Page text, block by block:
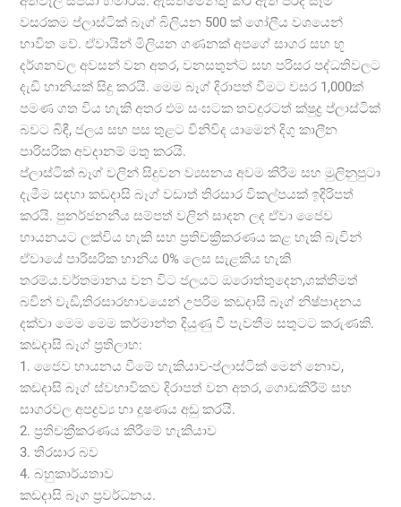
වසරකම ප්ලාස්ටික් බෑග් බිලියන 500 ක් ගෝලීය වශයෙන්
භාවිත වේ. ඒවායින් මිලියන ගණනක් අපගේ සාගර සහ භූ
දර්ශනවල අවසන් වන අතර, වනසතුන්ට සහ පරිසර පද්ධතිවලට
දැඩි හානියක් සිදු කරයි. මෙම බෑග් දිරාපත් වීමට වසර 1,000ක්
පමණ ගත විය හැකි අතර එම සංඝටක තවදුරටත් ක්ෂුද්‍ර ප්ලාස්ටික්
බවට බිඳී, ජලය සහ පස තුළට විනිවිද යාමෙන් දිගු කාලීන
පාරිසරික අවදානම් මතු කරයි.
ප්ලාස්ටික් බෑග් වලින් සිදුවන ව්‍යසනය අවම කිරීම සහ මුලිනුපුටා
දැමීම සඳහා කඩදාසි බෑග් වඩාත් තිරසාර විකල්පයක් ඉදිරිපත්
කරයි. පුනර්ජනනීය සම්පත් වලින් සාදන ලද ඒවා ජෛව
හායනයට ලක්විය හැකි සහ ප්‍රතිචක්‍රීකරණය කළ හැකි බැවින්
ඒවායේ පාරිසරික හානිය 0% ලෙස සැළකිය හැකි
තරම්ය.වර්තමානය වන විට ජලයට ඔරොත්තුදෙන,ශක්තිමත්
බවින් වැඩි,තිරසාරභාවයෙන් උපරිම කඩදාසි බෑග් නිෂ්පාදනය
දක්වා මෙම මෙම කර්මාන්ත දියුණු වී පැවතීම සතුටට කරුණකි.
කඩදාසි බෑග් ප්‍රතිලාභ:
1. ජෛව හායනය වීමේ හැකියාව-ප්ලාස්ටික් මෙන් නොව,
කඩදාසි බෑග් ස්වභාවිකව දිරාපත් වන අතර, ගොඩකිරීම් සහ
සාගරවල අපද්‍රව්‍ය හා දූෂණය අඩු කරයි.
2. ප්‍රතිචක්‍රීකරණය කිරීමේ හැකියාව
3. තිරසාර බව
4. බහුකාර්යතාව
කඩදාසි බෑග ප්‍රවර්ධනය.